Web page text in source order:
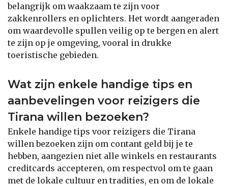
belangrijk om waakzaam te zijn voor
zakkenrollers en oplichters. Het wordt aangeraden
om waardevolle spullen veilig op te bergen en alert
te zijn op je omgeving, vooral in drukke
toeristische gebieden.
Wat zijn enkele handige tips en
aanbevelingen voor reizigers die
Tirana willen bezoeken?
Enkele handige tips voor reizigers die Tirana
willen bezoeken zijn om contant geld bij je te
hebben, aangezien niet alle winkels en restaurants
creditcards accepteren, om respectvol om te gaan
met de lokale cultuur en tradities, en om de lokale